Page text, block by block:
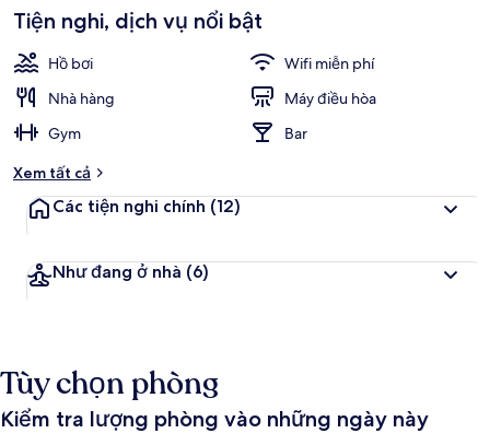
Tiện nghi, dịch vụ nổi bật
Hồ bơi
Wifi miễn phí
Nhà hàng
Máy điều hòa
Gym
Bar
Xem tất cả
Các tiện nghi chính (12)
Như đang ở nhà (6)
Tùy chọn phòng
Kiểm tra lượng phòng vào những ngày này